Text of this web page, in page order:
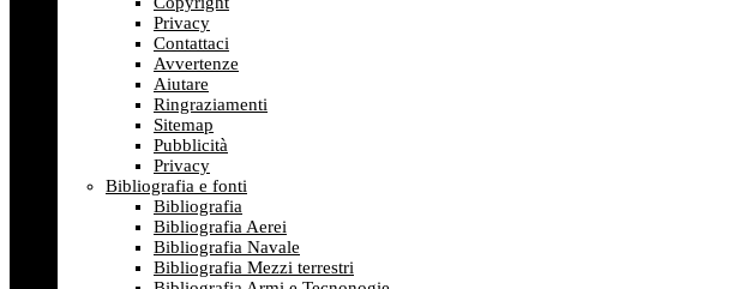
Privacy
Contattaci
Avvertenze
Aiutare
Ringraziamenti
Sitemap
Pubblicità
Privacy
Bibliografia e fonti
Bibliografia
Bibliografia Aerei
Bibliografia Navale
Bibliografia Mezzi terrestri